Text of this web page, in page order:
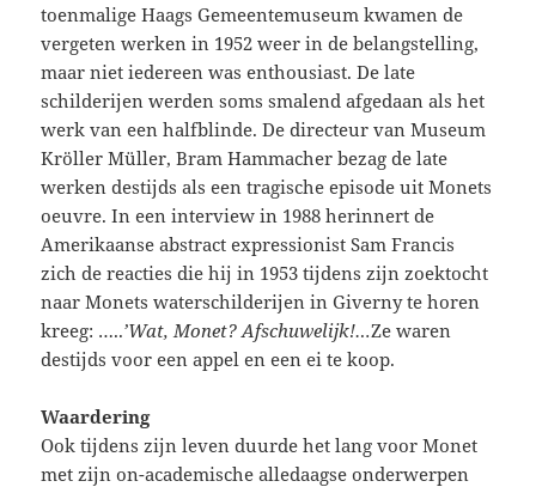
toenmalige Haags Gemeentemuseum kwamen de
vergeten werken in 1952 weer in de belangstelling,
maar niet iedereen was enthousiast. De late
schilderijen werden soms smalend afgedaan als het
werk van een halfblinde. De directeur van Museum
Kröller Müller, Bram Hammacher bezag de late
werken destijds als een tragische episode uit Monets
oeuvre. In een interview in 1988 herinnert de
Amerikaanse abstract expressionist Sam Francis
zich de reacties die hij in 1953 tijdens zijn zoektocht
naar Monets waterschilderijen in Giverny te horen
kreeg: …..’Wat, Monet? Afschuwelijk!…Ze waren
destijds voor een appel en een ei te koop.
Waardering
Ook tijdens zijn leven duurde het lang voor Monet
met zijn on-academische alledaagse onderwerpen